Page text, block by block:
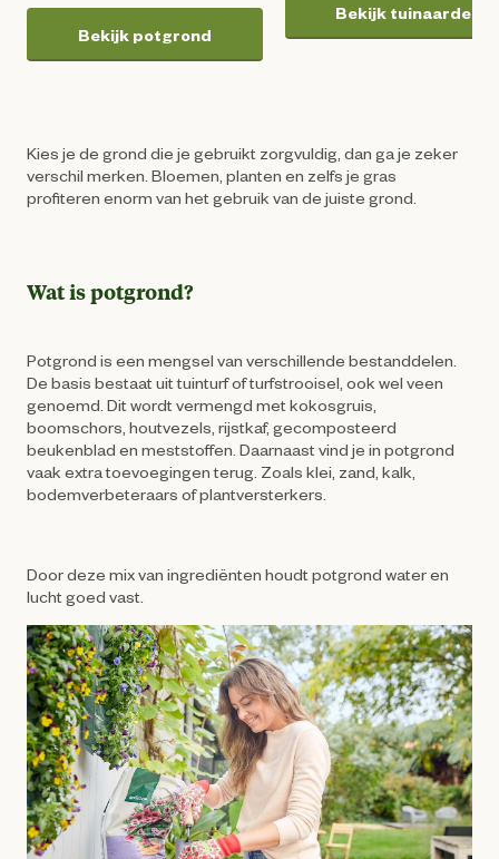
Bekijk potgrond
Bekijk tuinaarde
Kies je de grond die je gebruikt zorgvuldig, dan ga je zeker
verschil merken. Bloemen, planten en zelfs je gras
profiteren enorm van het gebruik van de juiste grond.
Wat is potgrond?
Potgrond is een mengsel van verschillende bestanddelen.
De basis bestaat uit tuinturf of turfstrooisel, ook wel veen
genoemd. Dit wordt vermengd met kokosgruis,
boomschors, houtvezels, rijstkaf, gecomposteerd
beukenblad en meststoffen. Daarnaast vind je in potgrond
vaak extra toevoegingen terug. Zoals klei, zand, kalk,
bodemverbeteraars of plantversterkers.
Door deze mix van ingrediënten houdt potgrond water en
lucht goed vast.